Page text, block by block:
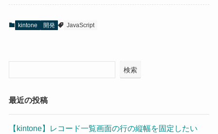
kintone 開発 JavaScript
検索
最近の投稿
【kintone】レコード一覧画面の行の縦幅を固定したい